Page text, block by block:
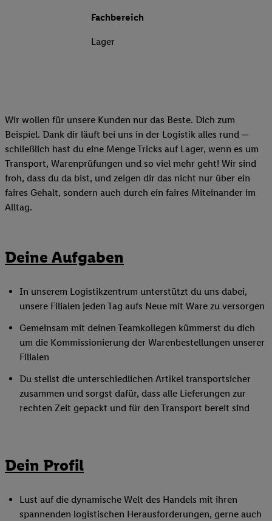
Fachbereich
Lager
Wir wollen für unsere Kunden nur das Beste. Dich zum
Beispiel. Dank dir läuft bei uns in der Logistik alles rund ─
schließlich hast du eine Menge Tricks auf Lager, wenn es um
Transport, Warenprüfungen und so viel mehr geht! Wir sind
froh, dass du da bist, und zeigen dir das nicht nur über ein
faires Gehalt, sondern auch durch ein faires Miteinander im
Alltag.
Deine Aufgaben
In unserem Logistikzentrum unterstützt du uns dabei,
unsere Filialen jeden Tag aufs Neue mit Ware zu versorgen
Gemeinsam mit deinen Teamkollegen kümmerst du dich
um die Kommissionierung der Warenbestellungen unserer
Filialen
Du stellst die unterschiedlichen Artikel transportsicher
zusammen und sorgst dafür, dass alle Lieferungen zur
rechten Zeit gepackt und für den Transport bereit sind
Dein Profil
Lust auf die dynamische Welt des Handels mit ihren
spannenden logistischen Herausforderungen, gerne auch